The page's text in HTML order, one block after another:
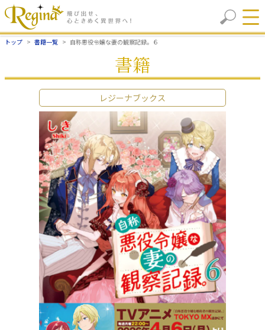
トップ 書籍一覧 自称悪役令嬢な妻の観察記録。６
書籍
レジーナブックス